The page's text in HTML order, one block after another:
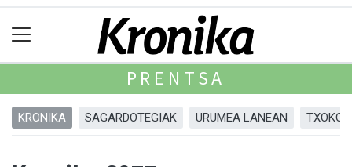
PRENTSA
KRONIKA SAGARDOTEGIAK URUMEA LANEAN